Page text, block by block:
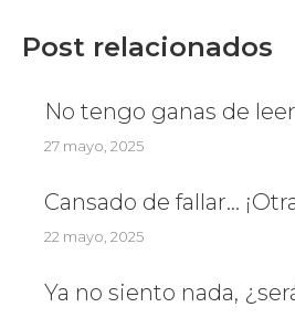
Post relacionados
No tengo ganas de
27 mayo, 2025
Cansado de fallar…
22 mayo, 2025
Ya no siento nada,